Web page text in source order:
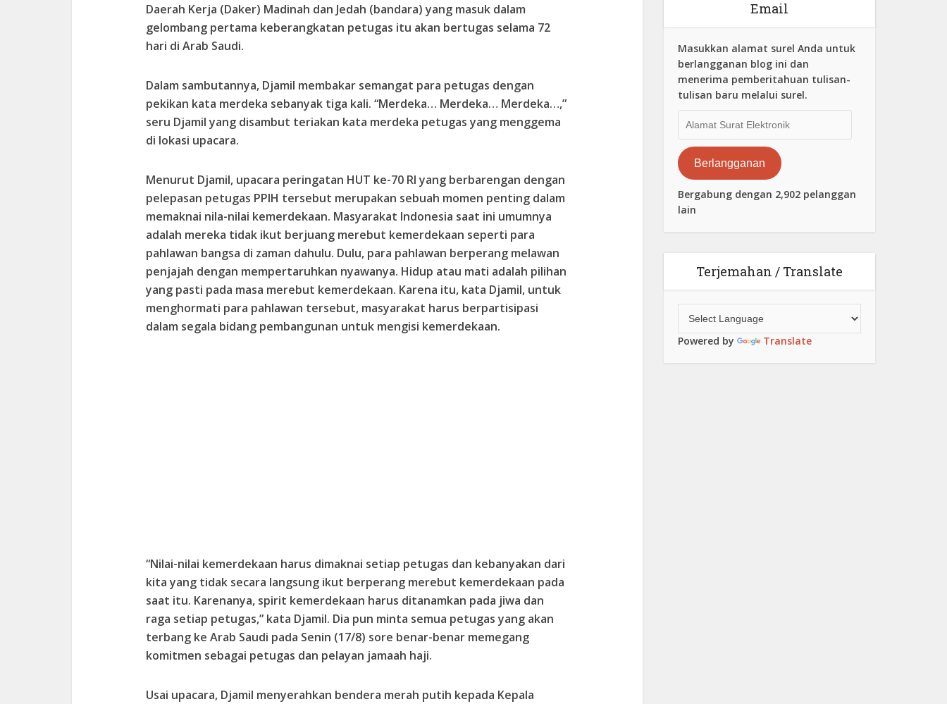
Daerah Kerja (Daker) Madinah dan Jedah (bandara) yang masuk dalam
gelombang pertama keberangkatan petugas itu akan bertugas selama 72
hari di Arab Saudi.
Dalam sambutannya, Djamil membakar semangat para petugas dengan
pekikan kata merdeka sebanyak tiga kali. “Merdeka… Merdeka… Merdeka…,”
seru Djamil yang disambut teriakan kata merdeka petugas yang menggema
di lokasi upacara.
Menurut Djamil, upacara peringatan HUT ke-70 RI yang berbarengan dengan
pelepasan petugas PPIH tersebut merupakan sebuah momen penting dalam
memaknai nila-nilai kemerdekaan. Masyarakat Indonesia saat ini umumnya
adalah mereka tidak ikut berjuang merebut kemerdekaan seperti para
pahlawan bangsa di zaman dahulu. Dulu, para pahlawan berperang melawan
penjajah dengan mempertaruhkan nyawanya. Hidup atau mati adalah pilihan
yang pasti pada masa merebut kemerdekaan. Karena itu, kata Djamil, untuk
menghormati para pahlawan tersebut, masyarakat harus berpartisipasi
dalam segala bidang pembangunan untuk mengisi kemerdekaan.
“Nilai-nilai kemerdekaan harus dimaknai setiap petugas dan kebanyakan dari
kita yang tidak secara langsung ikut berperang merebut kemerdekaan pada
saat itu. Karenanya, spirit kemerdekaan harus ditanamkan pada jiwa dan
raga setiap petugas,” kata Djamil. Dia pun minta semua petugas yang akan
terbang ke Arab Saudi pada Senin (17/8) sore benar-benar memegang
komitmen sebagai petugas dan pelayan jamaah haji.
Usai upacara, Djamil menyerahkan bendera merah putih kepada Kepala
Email
Masukkan alamat surel Anda untuk
berlangganan blog ini dan
menerima pemberitahuan tulisan-
tulisan baru melalui surel.
Surat
Elektronik
Berlangganan
Bergabung dengan 2,902 pelanggan
lain
Terjemahan / Translate
Powered by Translate